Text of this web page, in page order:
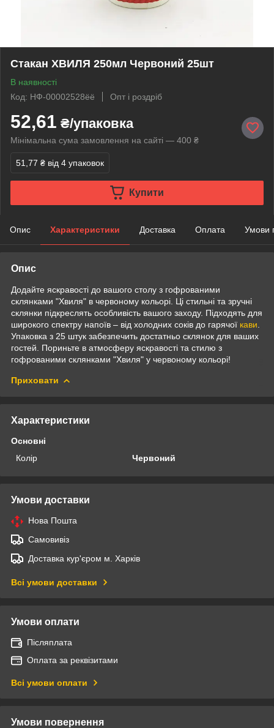
Стакан ХВИЛЯ 250мл Червоний 25шт
В наявності
Код: НФ-00002528ёё
Опт і роздріб
52,61 ₴/упаковка
Мінімальна сума замовлення на сайті — 400 ₴
51,77 ₴ від 4 упаковок
Купити
Опис Характеристики Доставка Оплата Умови
Опис
Додайте яскравості до вашого столу з гофрованими
склянками "Хвиля" в червоному кольорі. Ці стильні та зручні
склянки підкреслять особливість вашого заходу. Підходять для
широкого спектру напоїв – від холодних соків до гарячої кави
Упаковка з 25 штук забезпечить достатньо склянок для ваших
гостей. Пориньте в атмосферу яскравості та стилю з
гофрованими склянками "Хвиля" у червоному кольорі!
Приховати
Характеристики
Основні
Колір
Червоний
Умови доставки
Нова Пошта
Самовивіз
Доставка кур'єром м. Харків
Всі умови доставки
Умови оплати
Післяплата
Оплата за реквізитами
Всі умови оплати
Умови повернення